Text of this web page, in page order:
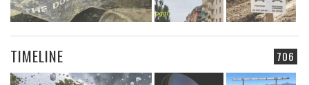
706
TIMELINE